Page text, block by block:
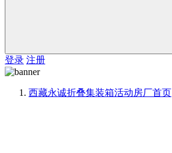
登录 注册
西藏永诚折叠集装箱活动房厂首页